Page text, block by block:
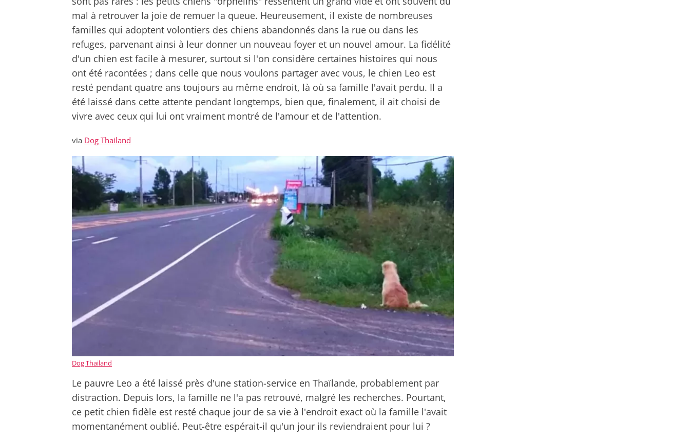
mal à retrouver la joie de remuer la queue. Heureusement, il existe de nombreuses
familles qui adoptent volontiers des chiens abandonnés dans la rue ou dans les
refuges, parvenant ainsi à leur donner un nouveau foyer et un nouvel amour. La fidélité
d'un chien est facile à mesurer, surtout si l'on considère certaines histoires qui nous
ont été racontées ; dans celle que nous voulons partager avec vous, le chien Leo est
resté pendant quatre ans toujours au même endroit, là où sa famille l'avait perdu. Il a
été laissé dans cette attente pendant longtemps, bien que, finalement, il ait choisi de
vivre avec ceux qui lui ont vraiment montré de l'amour et de l'attention.
via Dog Thailand
Dog Thailand
Le pauvre Leo a été laissé près d'une station-service en Thaïlande, probablement par
distraction. Depuis lors, la famille ne l'a pas retrouvé, malgré les recherches. Pourtant,
ce petit chien fidèle est resté chaque jour de sa vie à l'endroit exact où la famille l'avait
momentanément oublié. Peut-être espérait-il qu'un jour ils reviendraient pour lui ?